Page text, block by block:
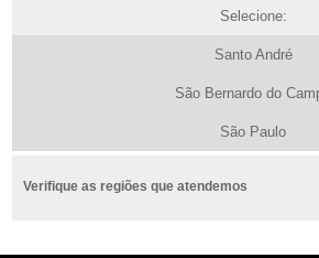
Selecione:
Santo André
São Bernardo do
São Paulo
Verifique as regiões que atendemos